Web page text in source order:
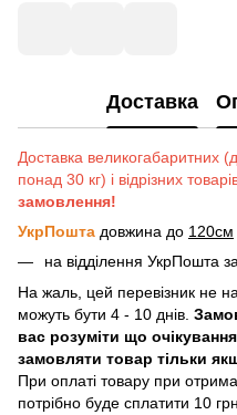
Доставка
Доставка великогабаритних
понад 30 кг) і відрізних
замовлення!
УкрПошта довжина до 120см
на відділення УкрПошта
На жаль, цей перевізник не
можуть бути 4 - 10 днів.
вас розуміти що
замовляти товар тільки
При оплаті товару при
потрібно буде сплатити 10